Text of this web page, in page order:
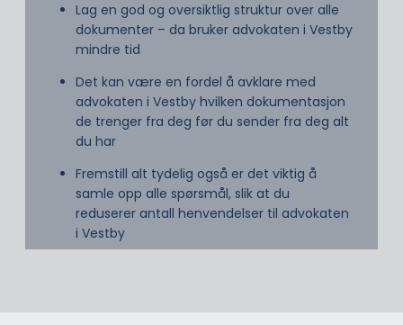
Lag en god og oversiktlig struktur over alle
dokumenter – da bruker advokaten i Vestby
mindre tid
Det kan være en fordel å avklare med
advokaten i Vestby hvilken dokumentasjon
de trenger fra deg før du sender fra deg alt
du har
Fremstill alt tydelig også er det viktig å
samle opp alle spørsmål, slik at du
reduserer antall henvendelser til advokaten
i Vestby